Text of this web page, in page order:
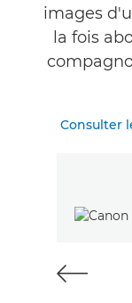
images
la fois
Consulter